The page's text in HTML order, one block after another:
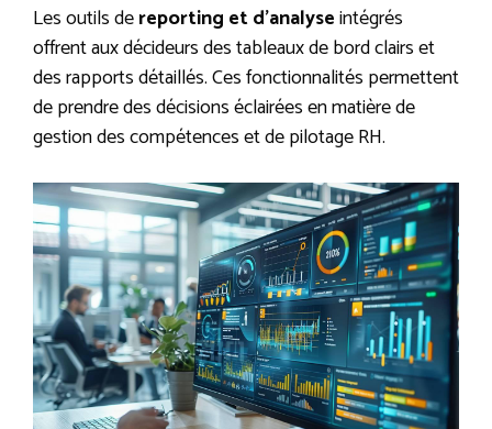
Les outils dereporting et d’analyseintégrés
offrent aux décideurs des tableaux de bord clairs et
des rapports détaillés. Ces fonctionnalités permettent
de prendre des décisions éclairées en matière de
gestion des compétences et de pilotage RH.